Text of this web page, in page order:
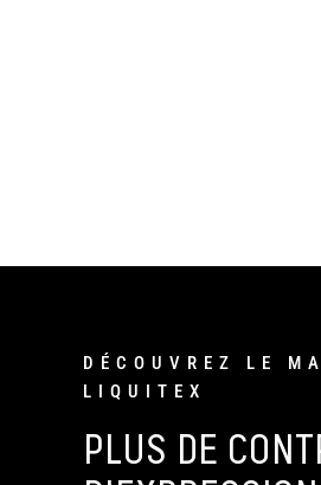
DÉCOUVREZ LE
LIQUITEX
PLUS DE